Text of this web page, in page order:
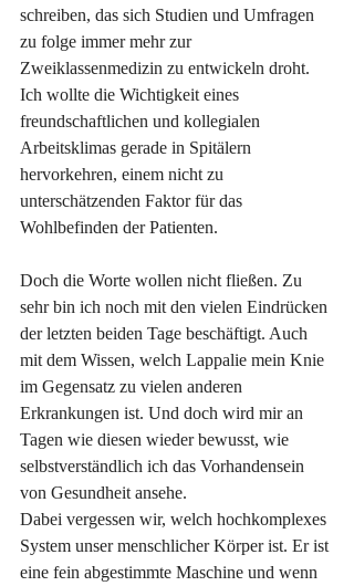
schreiben, das sich Studien und Umfragen
zu folge immer mehr zur
Zweiklassenmedizin zu entwickeln droht.
Ich wollte die Wichtigkeit eines
freundschaftlichen und kollegialen
Arbeitsklimas gerade in Spitälern
hervorkehren, einem nicht zu
unterschätzenden Faktor für das
Wohlbefinden der Patienten.
Doch die Worte wollen nicht fließen. Zu
sehr bin ich noch mit den vielen Eindrücken
der letzten beiden Tage beschäftigt. Auch
mit dem Wissen, welch Lappalie mein Knie
im Gegensatz zu vielen anderen
Erkrankungen ist. Und doch wird mir an
Tagen wie diesen wieder bewusst, wie
selbstverständlich ich das Vorhandensein
von Gesundheit ansehe.
Dabei vergessen wir, welch hochkomplexes
System unser menschlicher Körper ist. Er ist
eine fein abgestimmte Maschine und wenn